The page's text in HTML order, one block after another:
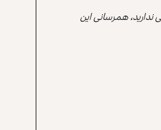
همرسانی این